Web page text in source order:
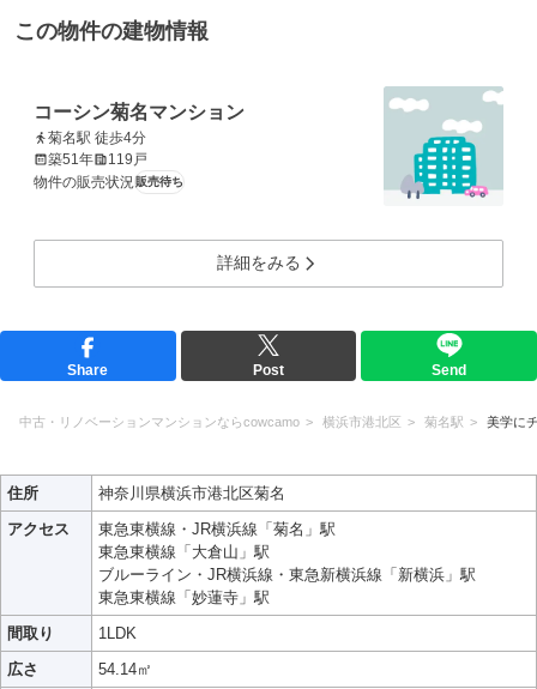
この物件の建物情報
コーシン菊名マンション
菊名駅 徒歩4分
築51年
119戸
物件の販売状況 販売待ち
詳細をみる
Share Post Send
中古・リノベーションマンションならcowcamo 横浜市港北区 菊名駅 美学に
住所
神奈川県横浜市港北区菊名
アクセス
東急東横線・JR横浜線「菊名」駅
東急東横線「大倉山」駅
ブルーライン・JR横浜線・東急新横浜線「新横浜」駅
東急東横線「妙蓮寺」駅
間取り
1LDK
広さ
54.14㎡